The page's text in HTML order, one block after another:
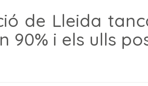
de Lleida
90% i els ulls